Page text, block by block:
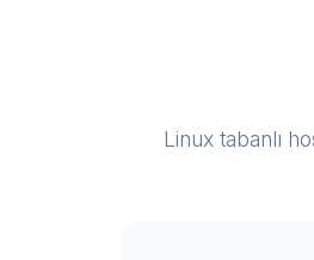
Linux tabanlı